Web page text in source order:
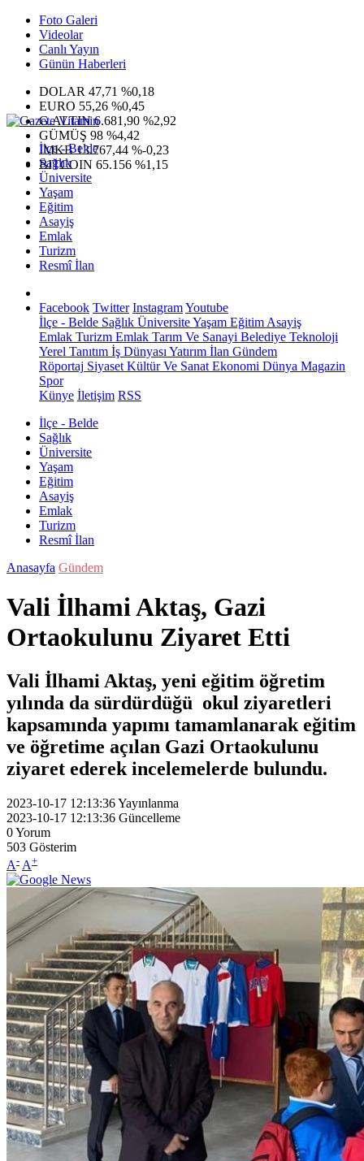
Foto Galeri
Videolar
Canlı Yayın
Günün Haberleri
DOLAR 47,71 %0,18
EURO 55,26 %0,45
G.ALTIN6.681,90 %2,92
GÜMÜŞ 98 %4,42
IMKB13.767,44 %-0,23
BITCOIN 65.156 %1,15
İlçe - Belde
Sağlık
Üniversite
Yaşam
Eğitim
Asayiş
Emlak
Turizm
Resmî İlan
Facebook Twitter InstagramYoutube
İlçe - Belde Sağlık ÜniversiteYaşam Eğitim Asayiş
Emlak Turizm Emlak Tarım Ve Sanayi Belediye Teknoloji
Yerel Tanıtım İş Dünyası Yatırım İlan Gündem
Röportaj Siyaset Kültür Ve Sanat Ekonomi Dünya Magazin
Spor
Künye İletişim RSS
İlçe - Belde
Sağlık
Üniversite
Yaşam
Eğitim
Asayiş
Emlak
Turizm
Resmî İlan
Anasayfa Gündem
Vali İlhami Aktaş, Gazi
Ortaokulunu Ziyaret Etti
Vali İlhami Aktaş, yeni eğitim öğretim
yılında da sürdürdüğü okul ziyaretleri
kapsamında yapımı tamamlanarak eğitim
ve öğretime açılan Gazi Ortaokulunu
ziyaret ederek incelemelerde bulundu.
2023-10-17 12:13:36Yayınlanma
2023-10-17 12:13:36 Güncelleme
0Yorum
503 Gösterim
A- A+